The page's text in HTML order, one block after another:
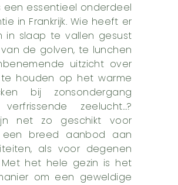
een essentieel onderdeel
in Frankrijk. Wie heeft er
in slaap te vallen gesust
de golven, te lunchen
uitzicht over
houden op het warme
bij zonsondergang
zeelucht…?
net zo geschikt voor
breed aanbod aan
als voor degenen
het hele gezin is het
om een geweldige